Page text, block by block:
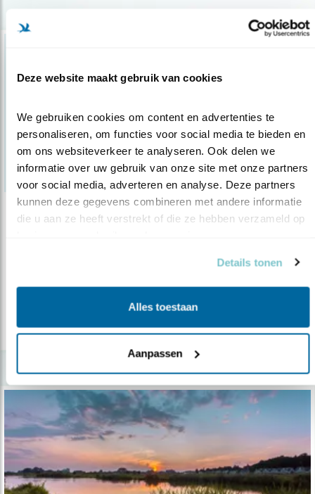
Deze website maakt gebruik van cookies
We gebruiken cookies om content en advertenties te
personaliseren, om functies voor social media te bieden en
om ons websiteverkeer te analyseren. Ook delen we
informatie over uw gebruik van onze site met onze partners
voor social media, adverteren en analyse. Deze partners
kunnen deze gegevens combineren met andere informatie
die u aan ze heeft verstrekt of die ze hebben verzameld op
Details tonen
Alles toestaan
Aanpassen
Nieuws
De planning voor snoeien en renoveren liep dit
jaar bij veel gemeenten in d..
lees meer